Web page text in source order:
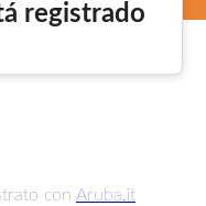
registrado
con Aruba.it